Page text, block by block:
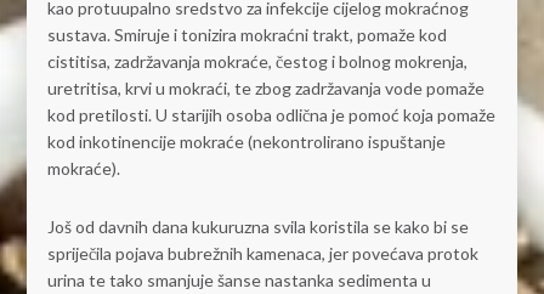
kao protuupalno sredstvo za infekcije cijelog mokraćnog
sustava. Smiruje i tonizira mokraćni trakt, pomaže kod
cistitisa, zadržavanja mokraće, čestog i bolnog mokrenja,
uretritisa, krvi u mokraći, te zbog zadržavanja vode pomaže
kod pretilosti. U starijih osoba odlična je pomoć koja pomaže
kod inkotinencije mokraće (nekontrolirano ispuštanje
mokraće).
Još od davnih dana kukuruzna svila koristila se kako bi se
spriječila pojava bubrežnih kamenaca, jer povećava protok
urina te tako smanjuje šanse nastanka sedimenta u